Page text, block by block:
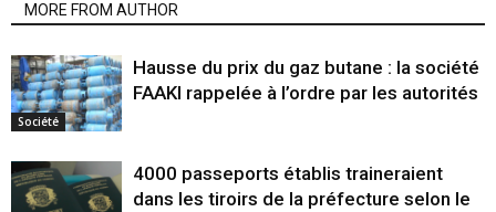
MORE FROM AUTHOR
Société
Hausse du prix du gaz butane : la société
FAAKI rappelée à l’ordre par les autorités
4000 passeports établis traineraient
dans les tiroirs de la préfecture selon le